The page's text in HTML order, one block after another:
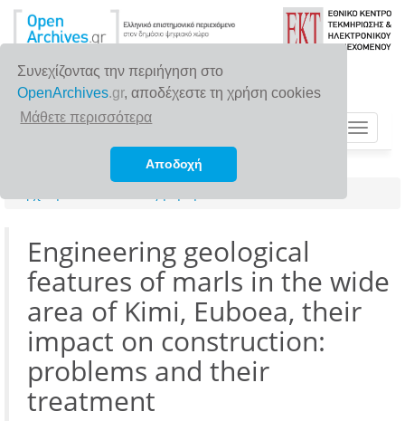
Συνεχίζοντας την περιήγηση στο
OpenArchives.gr, αποδέχεστε τη χρήση cookies
Μάθετε περισσότερα
Αποδοχή
Toggle
Engineering geological
features of marls in the wide
area of Kimi, Euboea, their
impact on construction:
problems and their
treatment